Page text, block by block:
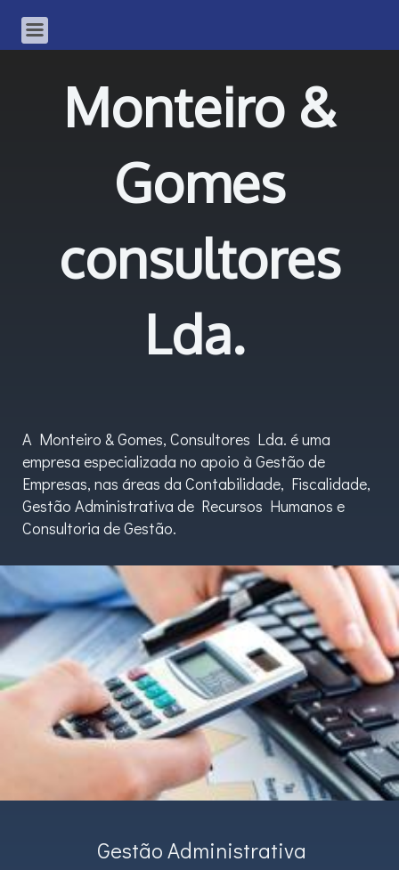
Monteiro &
Gomes
consultores
Lda.
A Monteiro & Gomes, Consultores Lda. é uma
empresa especializada no apoio à Gestão de
Empresas, nas áreas da Contabilidade, Fiscalidade,
Gestão Administrativa de Recursos Humanos e
Consultoria de Gestão.
Gestão Administrativa